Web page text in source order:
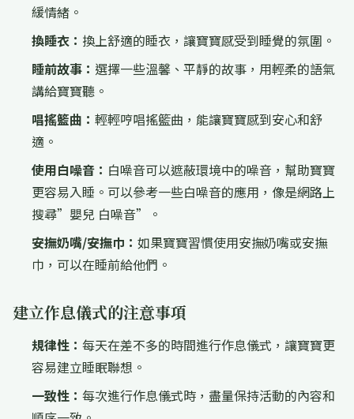
緩情緒。
換睡衣： 換上舒適的睡衣，讓寶寶感受到睡覺的氛圍。
睡前故事： 選擇一些溫馨、平靜的故事，用輕柔的語氣
講給寶寶聽。
唱搖籃曲： 輕輕哼唱搖籃曲，能讓寶寶感到安心和舒
適。
使用白噪音： 白噪音可以遮蔽環境中的噪音，幫助寶寶
更容易入睡。可以參考一些白噪音的應用，像是網路上
搜尋”嬰兒 白噪音”。
安撫奶嘴/安撫巾： 如果寶寶習慣使用安撫奶嘴或安撫
巾，可以在睡前給他們。
建立作息儀式的注意事項
規律性： 每天在差不多的時間進行作息儀式，讓寶寶更
容易建立睡眠聯想。
一致性： 每次進行作息儀式時，盡量保持活動的內容和